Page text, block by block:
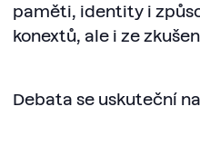
paměti, identity i
konextů, ale i ze
Debata se uskuteční